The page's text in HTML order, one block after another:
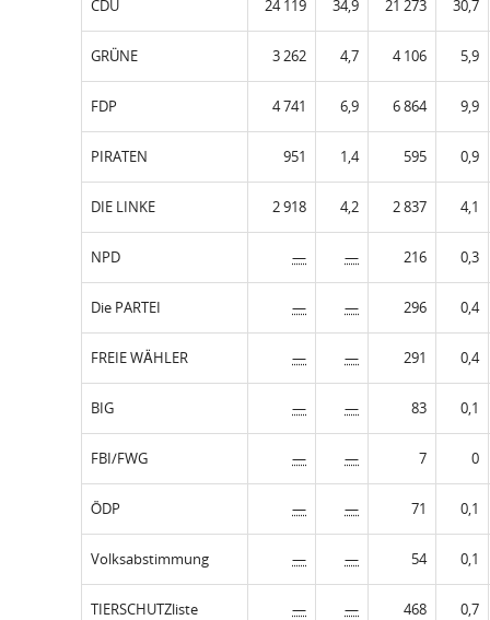
CDU 24 119 34,9 21 273 30,7
GRÜNE 3 262 4,7 4 106 5,9
FDP 4 741 6,9 6 864 9,9
PIRATEN 951 1,4 595 0,9
DIE LINKE 2 918 4,2 2 837 4,1
NPD — — 216 0,3
Die PARTEI — — 296 0,4
FREIE WÄHLER — — 291 0,4
BIG — — 83 0,1
FBI/FWG — — 7 0
ÖDP — — 71 0,1
Volksabstimmung — — 54 0,1
TIERSCHUTZliste — — 468 0,7